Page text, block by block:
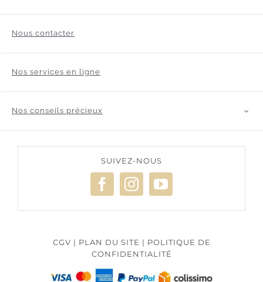
Nous contacter
Nos services en ligne
Nos conseils précieux
SUIVEZ-NOUS
CGV | PLAN DU SITE | POLITIQUE DE
CONFIDENTIALITÉ